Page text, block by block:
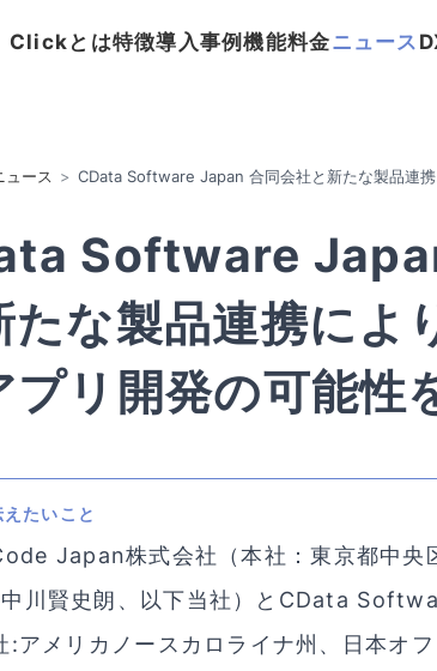
Clickとは特徴導入事例機能料金ニュース
ュース CData Software Japan 合同会社と新たな製品連携
Software
たな製品連携によ
プリ開発の可能性
えたいこと
Japan株式会社（本社：東京都中央
川賢史朗、以下当社）とCData
:アメリカノースカロライナ州、日本オ